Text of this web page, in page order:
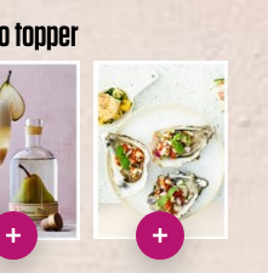
topper